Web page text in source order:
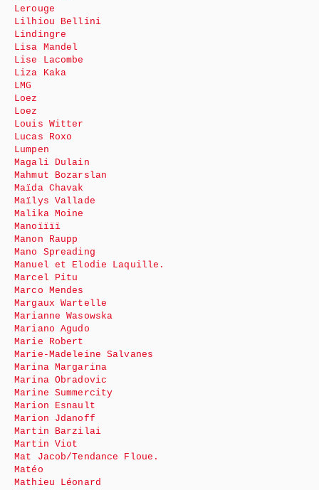
Lerouge
Lilhiou Bellini
Lindingre
Lisa Mandel
Lise Lacombe
Liza Kaka
LMG
Loez
Loez
Louis Witter
Lucas Roxo
Lumpen
Magali Dulain
Mahmut Bozarslan
Maïda Chavak
Maïlys Vallade
Malika Moine
Manoïïïï
Manon Raupp
Mano Spreading
Manuel et Elodie Laquille.
Marcel Pitu
Marco Mendes
Margaux Wartelle
Marianne Wasowska
Mariano Agudo
Marie Robert
Marie-Madeleine Salvanes
Marina Margarina
Marina Obradovic
Marine Summercity
Marion Esnault
Marion Jdanoff
Martin Barzilai
Martin Viot
Mat Jacob/Tendance Floue.
Matéo
Mathieu Léonard